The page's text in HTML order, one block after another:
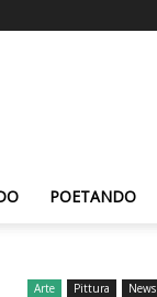
POETANDO
Arte Pittura News